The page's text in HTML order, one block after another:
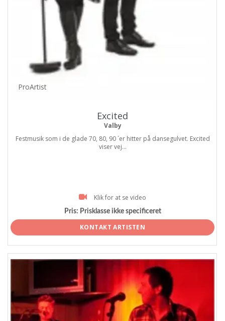
ProArtist
Excited
Valby
Festmusik som i de glade 70, 80, 90 ´er hitter på dansegulvet. Excited
viser vej...
Klik for at se video
Pris: Prisklasse ikke specificeret
KONTAKT ARTISTEN